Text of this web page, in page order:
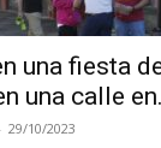
una fiesta
una calle
- 29/10/2023